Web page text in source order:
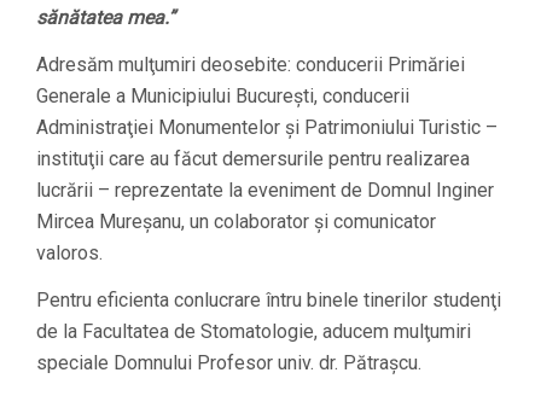
sănătatea mea.”
Adresăm mulţumiri deosebite: conducerii Primăriei
Generale a Municipiului Bucureşti, conducerii
Administraţiei Monumentelor şi Patrimoniului Turistic –
instituţii care au făcut demersurile pentru realizarea
lucrării – reprezentate la eveniment de Domnul Inginer
Mircea Mureşanu, un colaborator şi comunicator
valoros.
Pentru eficienta conlucrare întru binele tinerilor studenţi
de la Facultatea de Stomatologie, aducem mulţumiri
speciale Domnului Profesor univ. dr. Pătraşcu.